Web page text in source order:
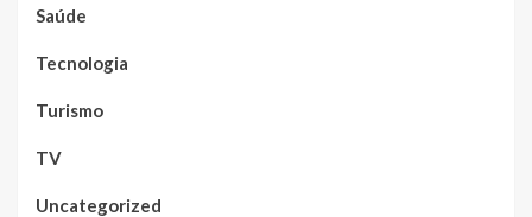
Saúde
Tecnologia
Turismo
TV
Uncategorized